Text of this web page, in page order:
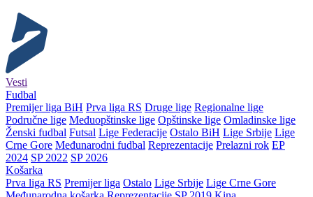
Vesti
Fudbal
Premijer liga BiH Prva liga RS Druge lige Regionalne lige
Područne lige Međuopštinske lige Opštinske lige Omladinske lige
Ženski fudbal Futsal Lige Federacije Ostalo BiH Lige Srbije Lige
Crne Gore Međunarodni fudbal Reprezentacije Prelazni rok EP
2024 SP 2022 SP 2026
Košarka
Prva liga RS Premijer liga Ostalo Lige Srbije Lige Crne Gore